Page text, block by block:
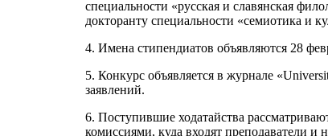
специальности «русская и славянская
докторанту специальности «семиотика и
4. Имена стипендиатов объявляются 28
5. Конкурс объявляется в журнале
заявлений.
6. Поступившие ходатайства
комиссиями, куда входят преподаватели и